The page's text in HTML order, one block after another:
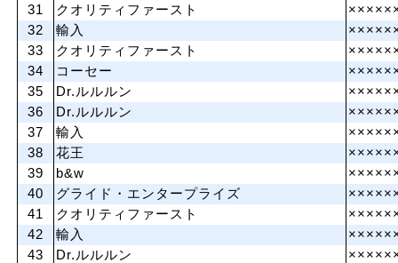
31
クオリティファースト
32
輸入
33
クオリティファースト
34
コーセー
35
Dr.ルルルン
36
Dr.ルルルン
37
輸入
38
花王
39
b&w
40
グライド・エンタープライズ
41
クオリティファースト
42
輸入
43
Dr.ルルルン